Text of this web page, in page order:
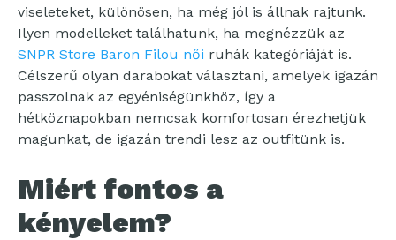
viseleteket, különösen, ha még jól is állnak rajtunk.
Ilyen modelleket találhatunk, ha megnézzük az
SNPR Store Baron Filou női ruhák kategóriáját is.
Célszerű olyan darabokat választani, amelyek igazán
passzolnak az egyéniségünkhöz, így a
hétköznapokban nemcsak komfortosan érezhetjük
magunkat, de igazán trendi lesz az outfitünk is.
Miért fontos a
kényelem?